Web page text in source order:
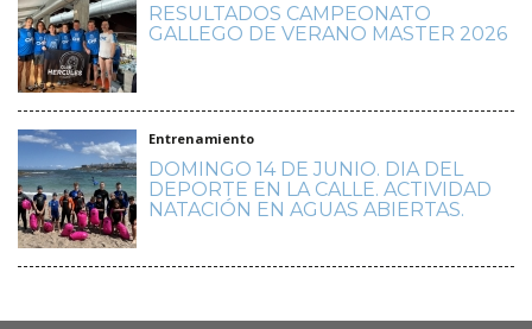
RESULTADOS CAMPEONATO
GALLEGO DE VERANO MASTER 2026
Entrenamiento
DOMINGO 14 DE JUNIO. DIA DEL
DEPORTE EN LA CALLE. ACTIVIDAD
NATACIÓN EN AGUAS ABIERTAS.